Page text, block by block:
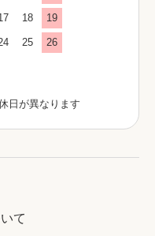
18 19
25 26
日が異なります
て